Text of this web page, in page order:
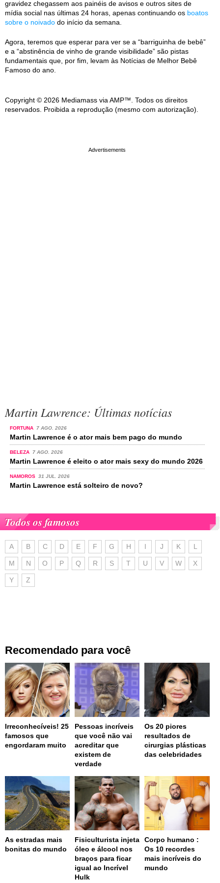
gravidez chegassem aos painéis de avisos e outros sites de
mídia social nas últimas 24 horas, apenas continuando os boatos
sobre o noivado do início da semana.
Agora, teremos que esperar para ver se a “barriguinha de bebê”
e a “abstinência de vinho de grande visibilidade” são pistas
fundamentais que, por fim, levam às Notícias de Melhor Bebê
Famoso do ano.
Copyright © 2026 Mediamass via AMP™. Todos os direitos
reservados. Proibida a reprodução (mesmo com autorização).
Martin Lawrence: Últimas notícias
FORTUNA 7 AGO. 2026
Martin Lawrence é o ator mais bem pago do mundo
BELEZA 7 AGO. 2026
Martin Lawrence é eleito o ator mais sexy do mundo 2026
NAMOROS 31 JUL. 2026
Martin Lawrence está solteiro de novo?
Todos os famosos
A B C D E F G H I J K L
M N O P Q R S T U V W X
Y Z
Recomendado para você
Irreconhecíveis! 25
famosos que
engordaram muito
Pessoas incríveis
que você não vai
acreditar que
existem de
verdade
Os 20 piores
resultados de
cirurgias plásticas
das celebridades
As estradas mais
bonitas do mundo
Fisiculturista injeta
óleo e álcool nos
braços para ficar
igual ao Incrível
Hulk
Corpo humano :
Os 10 recordes
mais incríveis do
mundo